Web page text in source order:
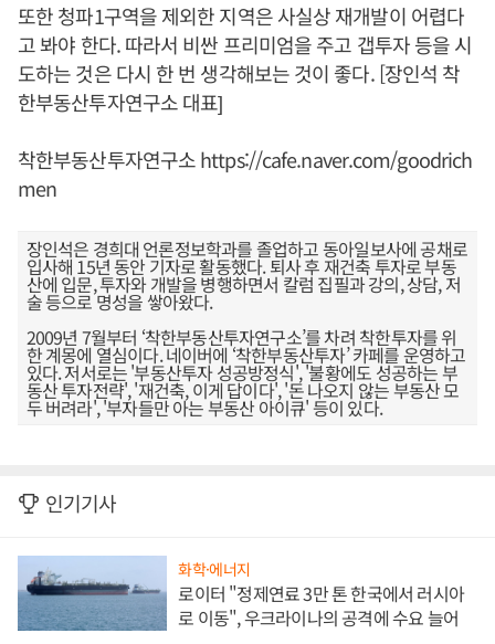
또한 청파1구역을 제외한 지역은 사실상 재개발이 어렵다
고 봐야 한다. 따라서 비싼 프리미엄을 주고 갭투자 등을 시
도하는 것은 다시 한 번 생각해보는 것이 좋다. [장인석 착
한부동산투자연구소 대표]
착한부동산투자연구소https://cafe.naver.com/goodrich
men
장인석은 경희대 언론정보학과를 졸업하고 동아일보사에 공채로
입사해 15년 동안 기자로 활동했다. 퇴사 후 재건축 투자로 부동
산에 입문, 투자와 개발을 병행하면서 칼럼 집필과 강의, 상담, 저
술 등으로 명성을 쌓아왔다.
2009년 7월부터 ‘착한부동산투자연구소’를 차려 착한투자를 위
한 계몽에 열심이다. 네이버에 ‘착한부동산투자’ 카페를 운영하고
있다. 저서로는 '부동산투자 성공방정식', '불황에도 성공하는 부
동산 투자전략', '재건축, 이게 답이다', '돈 나오지 않는 부동산 모
두 버려라', '부자들만 아는 부동산 아이큐' 등이 있다.
인기기사
화학·에너지
로이터 "정제연료 3만 톤 한국에서 러시아
로 이동", 우크라이나의 공격에 수요 늘어